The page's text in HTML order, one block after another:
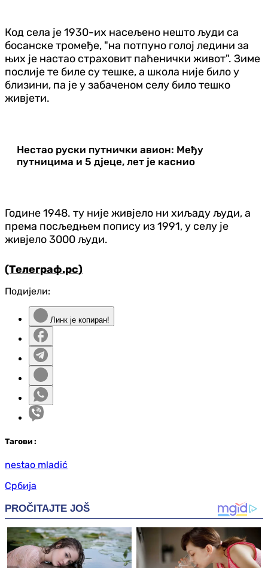
Код села је 1930-их насељено нешто људи са
босанске тромеђе, "на потпуно голој ледини за
њих је настао страховит паћенички живот". Зиме
послије те биле су тешке, а школа није било у
близини, па је у забаченом селу било тешко
живјети.
Нестао руски путнички авион: Међу
путницима и 5 дјеце, лет је каснио
Године 1948. ту није живјело ни хиљаду људи, а
према посљедњем попису из 1991, у селу је
живјело 3000 људи.
(Телеграф.рс)
Подијели:
Линк је копиран!
Тагови :
nestao mladić
Србија